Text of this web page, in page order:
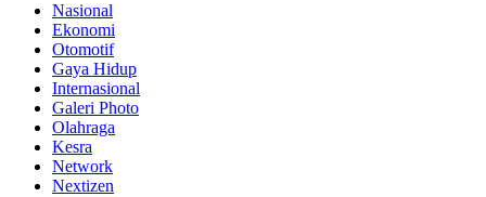
Nasional
Ekonomi
Otomotif
Gaya Hidup
Internasional
Galeri Photo
Olahraga
Kesra
Network
Nextizen